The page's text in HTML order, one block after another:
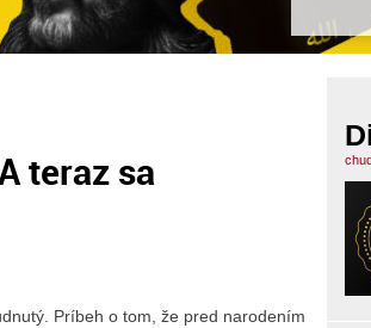
teraz sa
Príbeh o tom, že pred narodením